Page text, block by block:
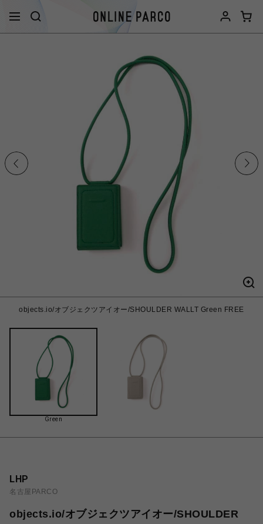
objects.io/オブジェクツアイオー/SHOULDER WALLT Green FREE
Green
LHP
名古屋PARCO
objects.io/オブジェクツアイオー/SHOULDER